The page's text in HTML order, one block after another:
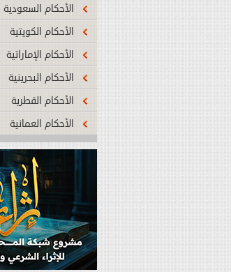
شبكة المحامين
لإنشاء العقود...المزيد
تدشين أول موقع
التشريعات التي
...المزيد
الأحكام السعودية
الأحكام الكويتية
الأحكام الإماراتية
الأحكام البحرينية
الأحكام القطرية
الأحكام العمانية